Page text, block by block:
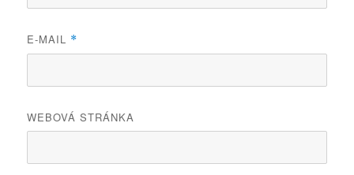
E-MAIL *
WEBOVÁ STRÁNKA